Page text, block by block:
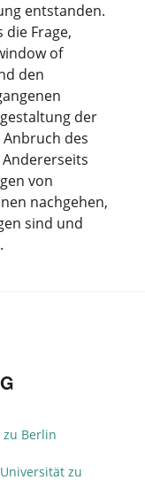
entstanden.
Frage,
of
den
der
des
von
nachgehen,
sind und
Berlin
zu